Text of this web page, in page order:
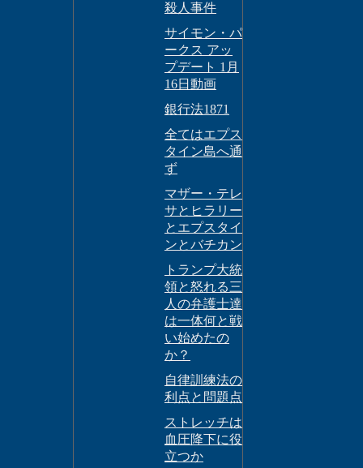
殺人事件
サイモン・パ
ークス アッ
プデート 1月
16日動画
銀行法1871
全てはエプス
タイン島へ通
ず
マザー・テレ
サとヒラリー
とエプスタイ
ンとバチカン
トランプ大統
領と怒れる三
人の弁護士達
は一体何と戦
い始めたの
か？
自律訓練法の
利点と問題点
ストレッチは
血圧降下に役
立つか